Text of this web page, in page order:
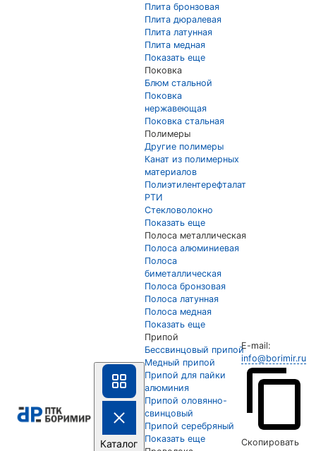
Каталог
Плита бронзовая
Плита дюралевая
Плита латунная
Плита медная
Показать еще
Поковка
Блюм стальной
Поковка
нержавеющая
Поковка стальная
Полимеры
Другие полимеры
Канат из полимерных
материалов
Полиэтилентерефталат
РТИ
Стекловолокно
Показать еще
Полоса металлическая
Полоса алюминиевая
Полоса
биметаллическая
Полоса бронзовая
Полоса латунная
Полоса медная
Показать еще
Припой
Бессвинцовый припой
Медный припой
Припой для пайки
алюминия
Припой оловянно-
свинцовый
Припой серебряный
Показать еще
E-mail:
info@borimir.ru
Скопировать